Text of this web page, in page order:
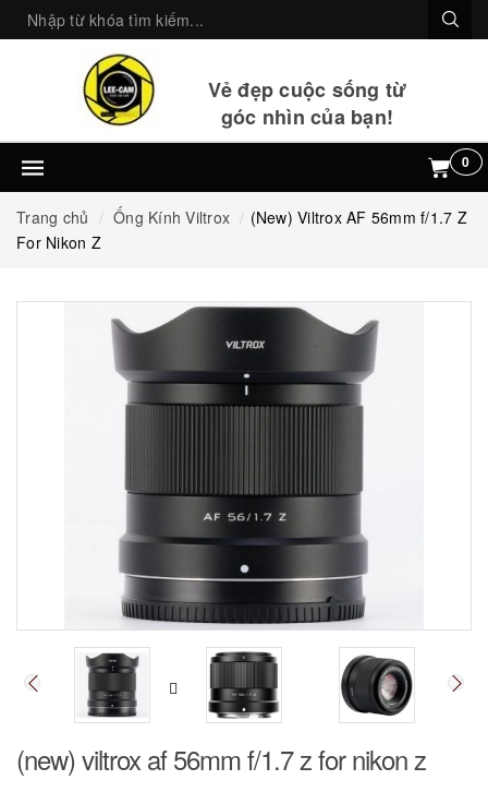
Vẻ đẹp cuộc sống từ
góc nhìn của bạn!
0
Trang chủ Ống Kính Viltrox
(New) Viltrox AF 56mm f/1.7 Z
For Nikon Z
(new) viltrox af 56mm f/1.7 z for nikon z